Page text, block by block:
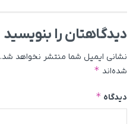
دیدگاهتان را بنویسید
نشانی ایمیل شما منتشر نخواهد شد.
شده‌اند *
دیدگاه *